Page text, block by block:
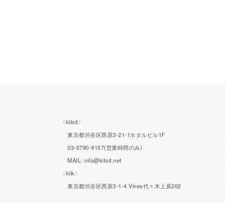
〈kitoit〉
東京都渋谷区西原3-21-1ホタルビル1F
03-5790-9157(営業時間のみ)
MAIL: info@kitoit.net
〈kiik〉
東京都渋谷区西原3-1-4 Vines代々木上原202